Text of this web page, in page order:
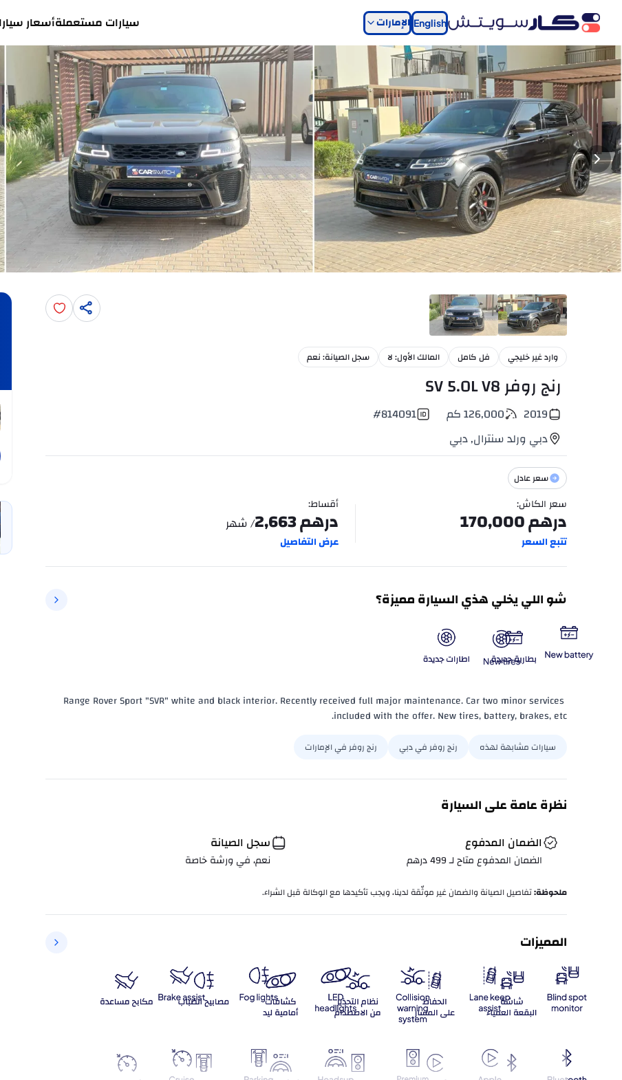
English الإمارات سيارات مستعملةأسعار
+
24
وارد غير خليجي فل كامل المالك الأول: لا سجل الصيانة: نعم
رنج روفر SV 5.0L V8
2019
126,000كم #814091
دبي ورلد سنترال,دبي
سعر عادل
سعر الكاش:
درهم170,000
تتبع السعر
أقساط:
درهم2,663/ شهر
عرض التفاصيل
شو اللي يخلي هذي السيارة مميزة؟
Range Rover Sport "SVR" white and black interior. Recently received full major maintenance. Car two minor services
included with the offer. New tires, battery, brakes, etc.
سيارات مشابهة لهذه رنج روفر في دبي رنج روفر في الإمارات
نظرة عامة على السيارة
الضمان المدفوع
الضمان المدفوع متاح لـ499درهم
سجل الصيانة
نعم، في ورشة خاصة
ملحوظة:تفاصيل الصيانة والضمان غير موثّقة لدينا، ويجب تأكيدها مع الوكالة قبل الشراء.
المميزات